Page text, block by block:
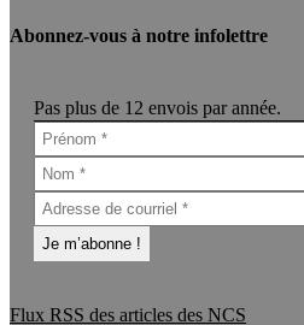
Abonnez-vous à notre infolettre
Pas plus de 12 envois par année.
Flux RSS des articles des NCS